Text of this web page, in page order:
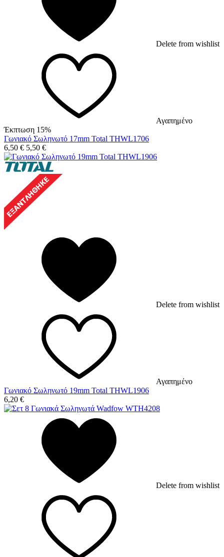
Delete from wishlist
Αγαπημένο
Έκπτωση 15%
Γωνιακό Σωληνωτό 17mm Total THWL1706
6,50 € 5,50 €
Delete from wishlist
Αγαπημένο
Γωνιακό Σωληνωτό 19mm Total THWL1906
6,20 €
Delete from wishlist